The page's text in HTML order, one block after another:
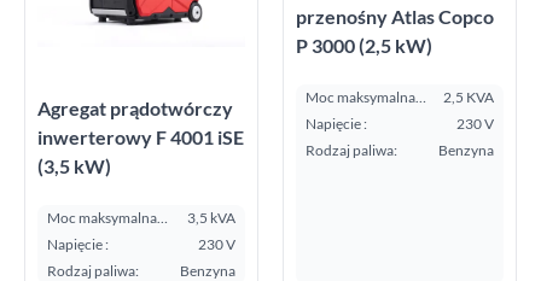
Agregat prądotwórczy
inwerterowy F 4001 iSE
(3,5 kW)
Moc maksymalna
E.S.P. kVA:
3,5 kVA
Napięcie :
230 V
Rodzaj paliwa:
Benzyna
przenośny Atlas Copco
P 3000 (2,5 kW)
Moc maksymalna
E.S.P. kVA:
2,5 KVA
Napięcie :
230 V
Rodzaj paliwa:
Benzyna